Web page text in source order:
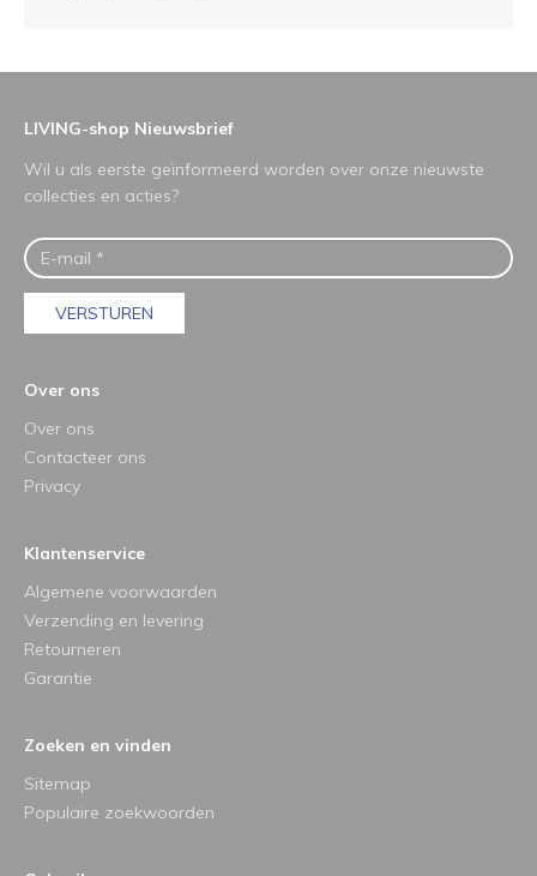
LIVING-shop Nieuwsbrief
Wil u als eerste geïnformeerd worden over onze nieuwste
collecties en acties?
VERSTUREN
Over ons
Over ons
Contacteer ons
Privacy
Klantenservice
Algemene voorwaarden
Verzending en levering
Retourneren
Garantie
Zoeken en vinden
Sitemap
Populaire zoekwoorden